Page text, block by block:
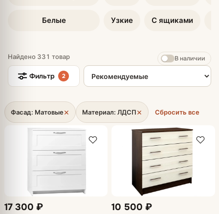
Белые Узкие С ящиками
Найдено 331 товар В наличии
Фильтр 2
Сортировка товаров
Фасад: Матовые× Материал: ЛДСП× Сбросить все
17 300 ₽ 10 500 ₽